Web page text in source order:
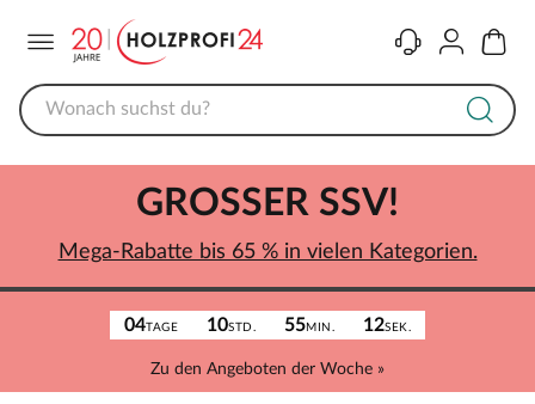
KontaktKonto
04TAGE 10STD. 55MIN. 12SEK.
Zu den Angeboten der Woche »
GROSSER SSV!
Mega-Rabatte bis 65 % in vielen Kategorien.